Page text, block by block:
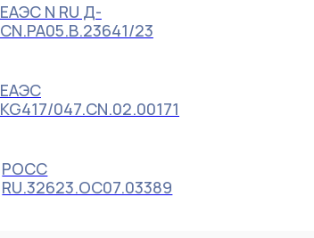
ЕАЭС N RU Д-
CN.РА05.В.23641/23
ЕАЭС
KG417/047.CN.02.00171
РОСС
RU.32623.OC07.03389